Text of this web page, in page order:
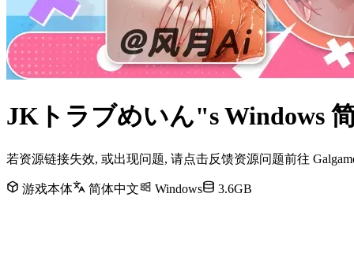
JKトラブめいん"s Windows
若资源链接失效, 或出现问题, 请点击反馈资源问题前往
游戏本体 简体中文 Windows 3.6GB